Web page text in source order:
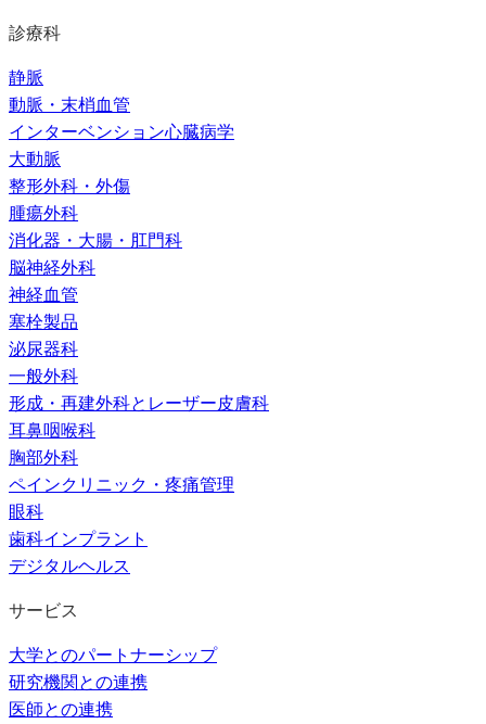
診療科
静脈
動脈・末梢血管
インターベンション心臓病学
大動脈
整形外科・外傷
腫瘍外科
消化器・大腸・肛門科
脳神経外科
神経血管
塞栓製品
泌尿器科
一般外科
形成・再建外科とレーザー皮膚科
耳鼻咽喉科
胸部外科
ペインクリニック・疼痛管理
眼科
歯科インプラント
デジタルヘルス
サービス
大学とのパートナーシップ
研究機関との連携
医師との連携